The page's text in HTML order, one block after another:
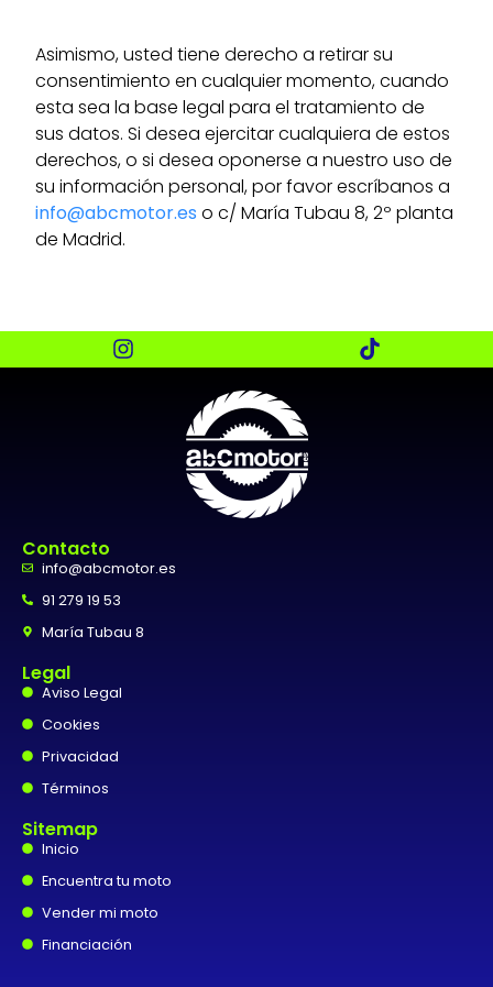
Asimismo, usted tiene derecho a retirar su
consentimiento en cualquier momento, cuando
esta sea la base legal para el tratamiento de
sus datos. Si desea ejercitar cualquiera de estos
derechos, o si desea oponerse a nuestro uso de
su información personal, por favor escríbanos a
info@abcmotor.es o c/ María Tubau 8, 2º planta
de Madrid.
Contacto
info@abcmotor.es
91 279 19 53
María Tubau 8
Legal
Aviso Legal
Cookies
Privacidad
Términos
Sitemap
Inicio
Encuentra tu moto
Vender mi moto
Financiación